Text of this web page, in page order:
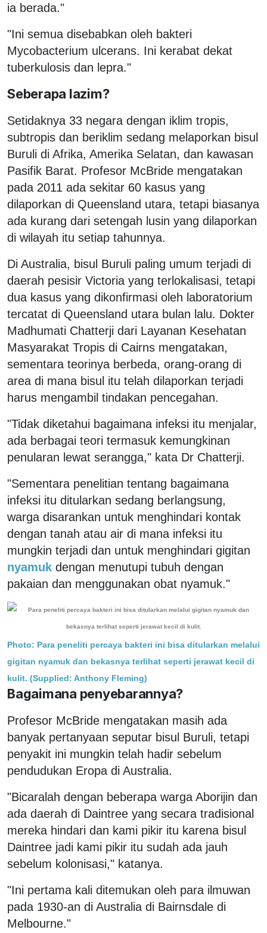
ia berada."
"Ini semua disebabkan oleh bakteri
Mycobacterium ulcerans. Ini kerabat dekat
tuberkulosis dan lepra."
Seberapa lazim?
Setidaknya 33 negara dengan iklim tropis,
subtropis dan beriklim sedang melaporkan bisul
Buruli di Afrika, Amerika Selatan, dan kawasan
Pasifik Barat. Profesor McBride mengatakan
pada 2011 ada sekitar 60 kasus yang
dilaporkan di Queensland utara, tetapi biasanya
ada kurang dari setengah lusin yang dilaporkan
di wilayah itu setiap tahunnya.
Di Australia, bisul Buruli paling umum terjadi di
daerah pesisir Victoria yang terlokalisasi, tetapi
dua kasus yang dikonfirmasi oleh laboratorium
tercatat di Queensland utara bulan lalu. Dokter
Madhumati Chatterji dari Layanan Kesehatan
Masyarakat Tropis di Cairns mengatakan,
sementara teorinya berbeda, orang-orang di
area di mana bisul itu telah dilaporkan terjadi
harus mengambil tindakan pencegahan.
"Tidak diketahui bagaimana infeksi itu menjalar,
ada berbagai teori termasuk kemungkinan
penularan lewat serangga," kata Dr Chatterji.
"Sementara penelitian tentang bagaimana
infeksi itu ditularkan sedang berlangsung,
warga disarankan untuk menghindari kontak
dengan tanah atau air di mana infeksi itu
mungkin terjadi dan untuk menghindari gigitan
nyamuk dengan menutupi tubuh dengan
pakaian dan menggunakan obat nyamuk."
Photo: Para peneliti percaya bakteri ini bisa ditularkan melalui
gigitan nyamuk dan bekasnya terlihat seperti jerawat kecil di
kulit. (Supplied: Anthony Fleming)
Bagaimana penyebarannya?
Profesor McBride mengatakan masih ada
banyak pertanyaan seputar bisul Buruli, tetapi
penyakit ini mungkin telah hadir sebelum
pendudukan Eropa di Australia.
"Bicaralah dengan beberapa warga Aborijin dan
ada daerah di Daintree yang secara tradisional
mereka hindari dan kami pikir itu karena bisul
Daintree jadi kami pikir itu sudah ada jauh
sebelum kolonisasi," katanya.
"Ini pertama kali ditemukan oleh para ilmuwan
pada 1930-an di Australia di Bairnsdale di
Melbourne."